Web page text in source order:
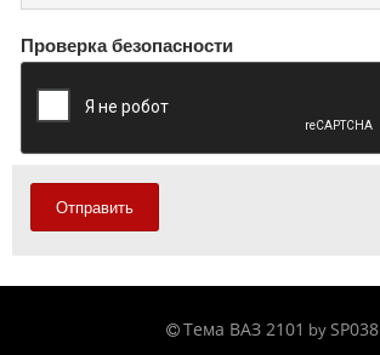
Проверка безопасности
Отправить
Тема ВАЗ 2101 by SP038